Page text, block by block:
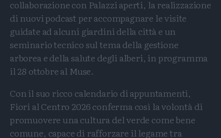
collaborazione con Palazzi aperti, la realizzazione
di nuovi podcast per accompagnare le visite
guidate ad alcuni giardini della città e un
seminario tecnico sul tema della gestione
arborea e della salute degli alberi, in programma
il 28 ottobre al Muse.
Con il suo ricco calendario di appuntamenti,
Fiori al Centro 2026 conferma così la volontà di
promuovere una cultura del verde come bene
comune, capace di rafforzare il legame tra